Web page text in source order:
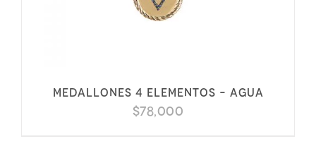
Medallones 4 elementos – Agua
$78,000